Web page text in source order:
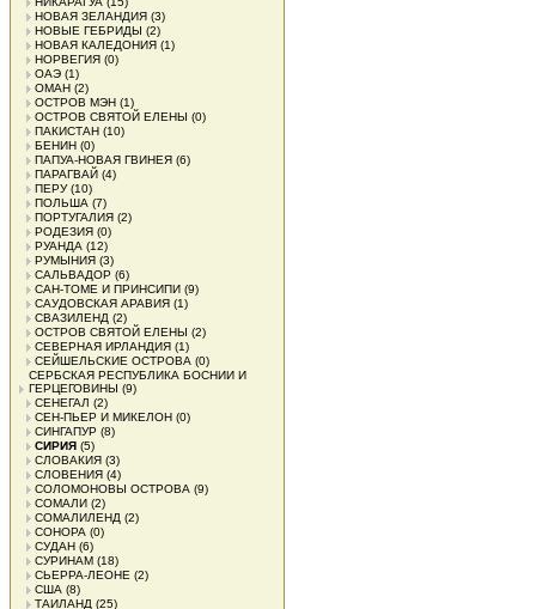
НОВАЯ ЗЕЛАНДИЯ (3)
НОВЫЕ ГЕБРИДЫ (2)
НОВАЯ КАЛЕДОНИЯ (1)
НОРВЕГИЯ (0)
ОАЭ (1)
ОМАН (2)
ОСТРОВ МЭН (1)
ОСТРОВ СВЯТОЙ ЕЛЕНЫ (0)
ПАКИСТАН (10)
БЕНИН (0)
ПАПУА-НОВАЯ ГВИНЕЯ (6)
ПАРАГВАЙ (4)
ПЕРУ(10)
ПОЛЬША (7)
ПОРТУГАЛИЯ (2)
РОДЕЗИЯ (0)
РУАНДА (12)
РУМЫНИЯ (3)
САЛЬВАДОР (6)
САН-ТОМЕ И ПРИНСИПИ (9)
САУДОВСКАЯ АРАВИЯ (1)
СВАЗИЛЕНД (2)
ОСТРОВ СВЯТОЙ ЕЛЕНЫ (2)
СЕВЕРНАЯ ИРЛАНДИЯ (1)
СЕЙШЕЛЬСКИЕ ОСТРОВА (0)
СЕРБСКАЯ РЕСПУБЛИКА БОСНИИ И
ГЕРЦЕГОВИНЫ (9)
СЕНЕГАЛ (2)
СЕН-ПЬЕР И МИКЕЛОН (0)
СИНГАПУР (8)
СИРИЯ (5)
СЛОВАКИЯ (3)
СЛОВЕНИЯ (4)
СОЛОМОНОВЫ ОСТРОВА (9)
СОМАЛИ (2)
СОМАЛИЛЕНД (2)
СОНОРА (0)
СУДАН (6)
СУРИНАМ (18)
СЬЕРРА-ЛЕОНЕ (2)
США (8)
ТАИЛАНД (25)